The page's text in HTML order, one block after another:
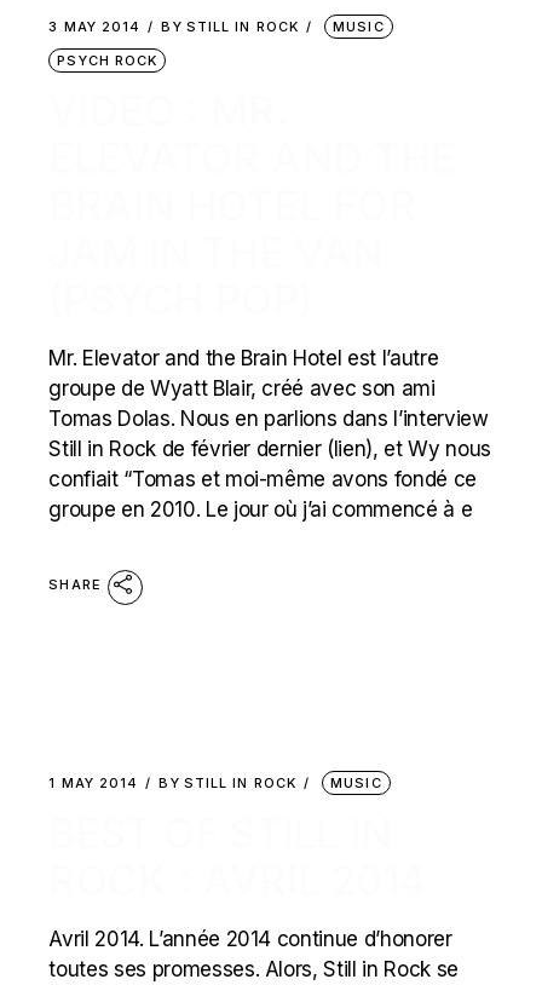
3 MAY 2014 BY STILL IN ROCK
MUSIC
PSYCH ROCK
Mr. Elevator and the Brain Hotel est l’autre
groupe de Wyatt Blair, créé avec son ami
Tomas Dolas. Nous en parlions dans l’interview
Still in Rock de février dernier (lien), et Wy nous
confiait “Tomas et moi-même avons fondé ce
groupe en 2010. Le jour où j’ai commencé à e
SHARE
1 MAY 2014 BY STILL IN ROCK MUSIC
Avril 2014. L’année 2014 continue d’honorer
toutes ses promesses. Alors, Still in Rock se